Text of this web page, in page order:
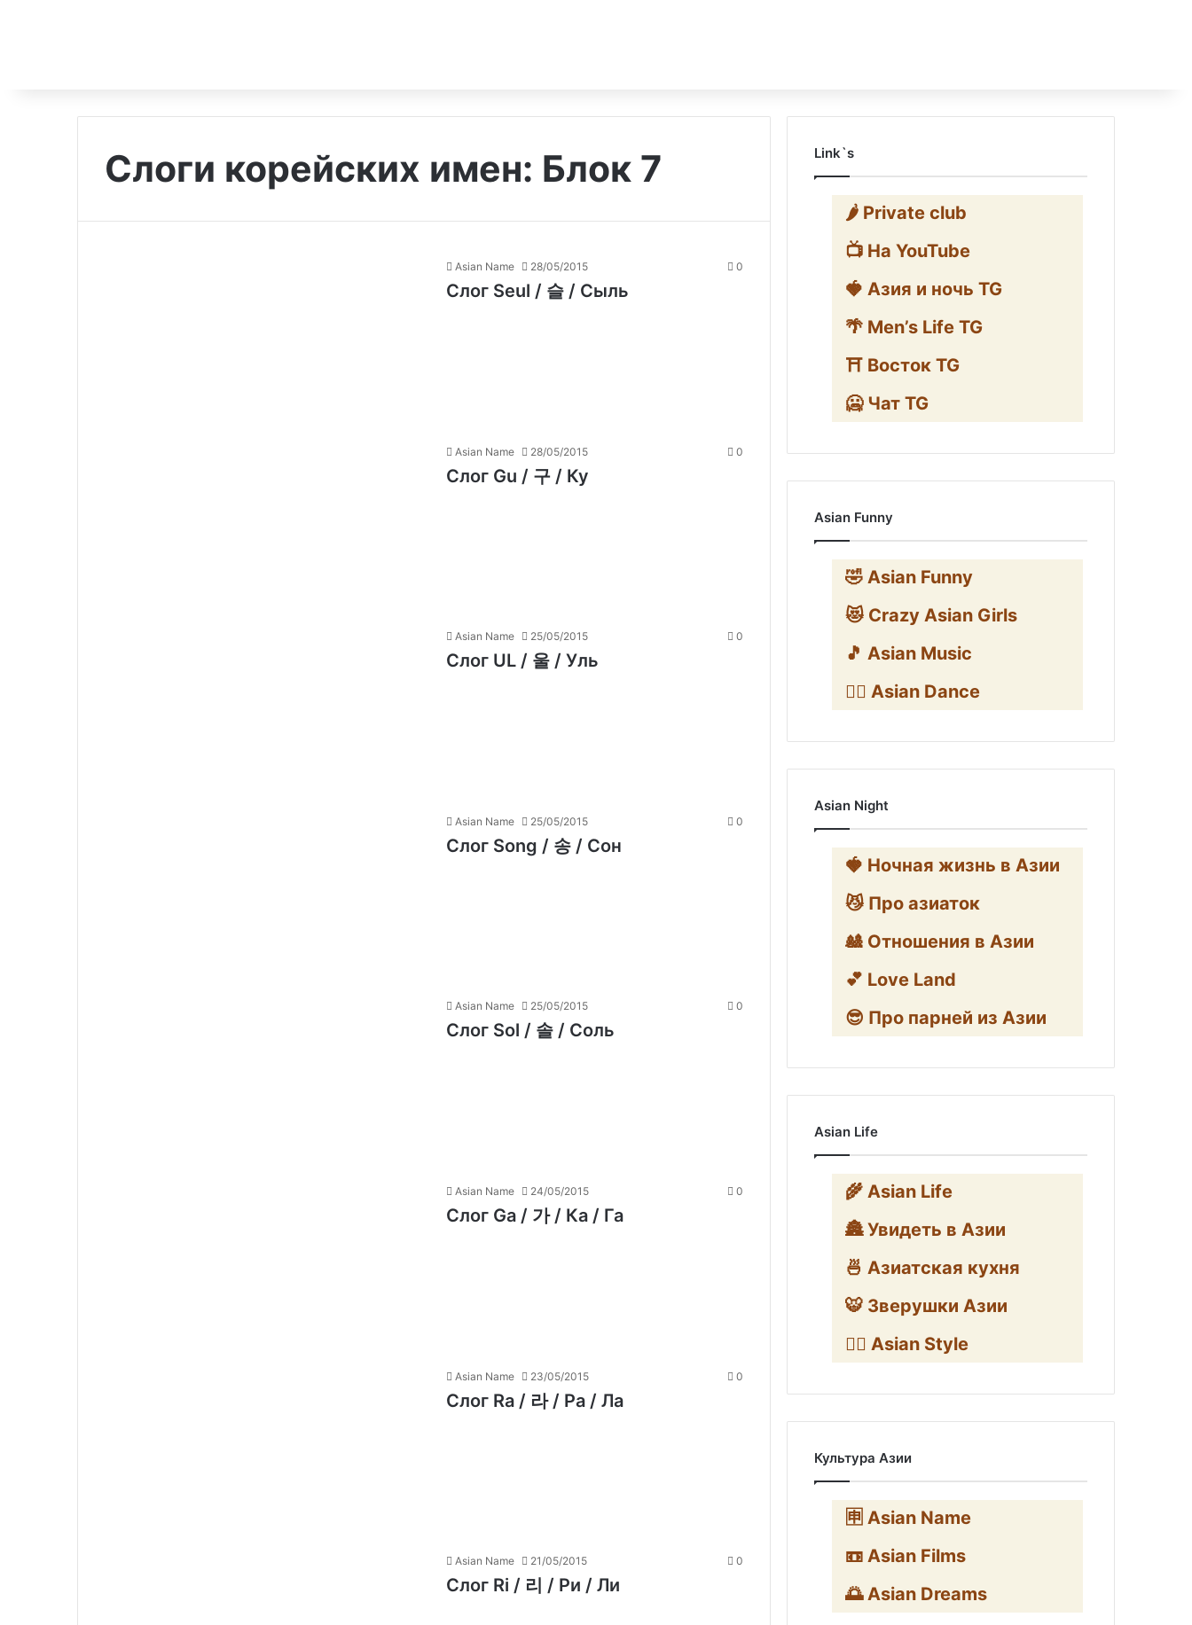
Слоги корейских имен: Блок 7
Asian Name 28/05/2015 0
Слог Seul / 슬 / Сыль
Asian Name 28/05/2015 0
Слог Gu / 구 / Ку
Asian Name 25/05/2015 0
Слог UL / 울 / Уль
Asian Name 25/05/2015 0
Слог Song / 송 / Сон
Asian Name 25/05/2015 0
Слог Sol / 솔 / Соль
Asian Name 24/05/2015 0
Слог Ga / 가 / Ка / Га
Asian Name 23/05/2015 0
Слог Ra / 라 / Ра / Ла
Asian Name 21/05/2015 0
Слог Ri / 리 / Ри / Ли
Link`s
🌶️ Private club
📺 На YouTube
🍓 Азия и ночь TG
🌴 Men’s Life TG
⛩️ Восток TG
🥶 Чат TG
Asian Funny
🤣 Asian Funny
😻 Crazy Asian Girls
🎵 Asian Music
👯‍♀️ Asian Dance
Asian Night
🍓 Ночная жизнь в Азии
😼 Про азиаток
🎎 Отношения в Азии
💕 Love Land
😎 Про парней из Азии
Asian Life
🌾 Asian Life
🏯 Увидеть в Азии
🍜 Азиатская кухня
🐯 Зверушки Азии
🧛‍♂️ Asian Style
Культура Азии
🈸 Asian Name
📼 Asian Films
🌅 Asian Dreams